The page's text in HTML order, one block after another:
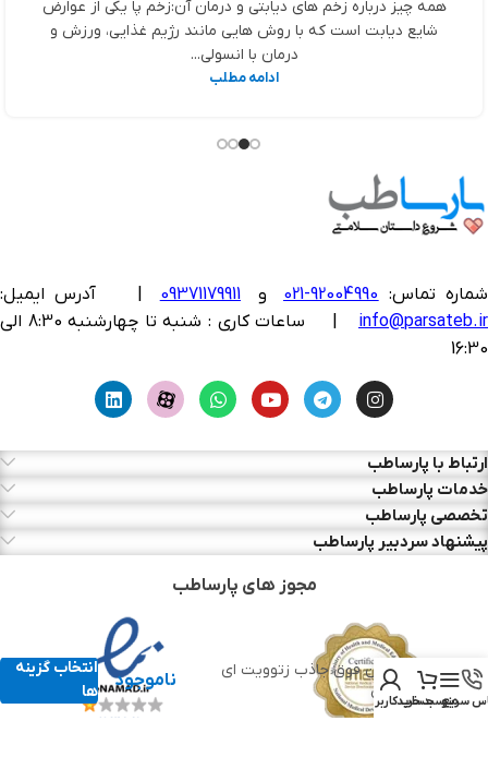
همه چیز درباره زخم های دیابتی و درمان آن:زخم پا یکی از عوارض
شایع دیابت است که با روش هایی مانند رژیم غذایی، ورزش و
درمان با انسولی...
ادامه مطلب
شماره تماس: 92004990-021 و 09371179911
آدرس ایمیل:
info@parsateb.ir
| ساعات کاری : شنبه تا چهارشنبه 8:30 الی
16:30
ارتباط با پارساطب
خدمات پارساطب
تخصصی پارساطب
پیشنهاد سردبیر پارساطب
مجوز های پارساطب
پانسمان فوق جاذب زتوویت ای
هارتمن
ناموجود
انتخاب گزینه
ها
سریع
منوسبد خرید
حساب کاربری من